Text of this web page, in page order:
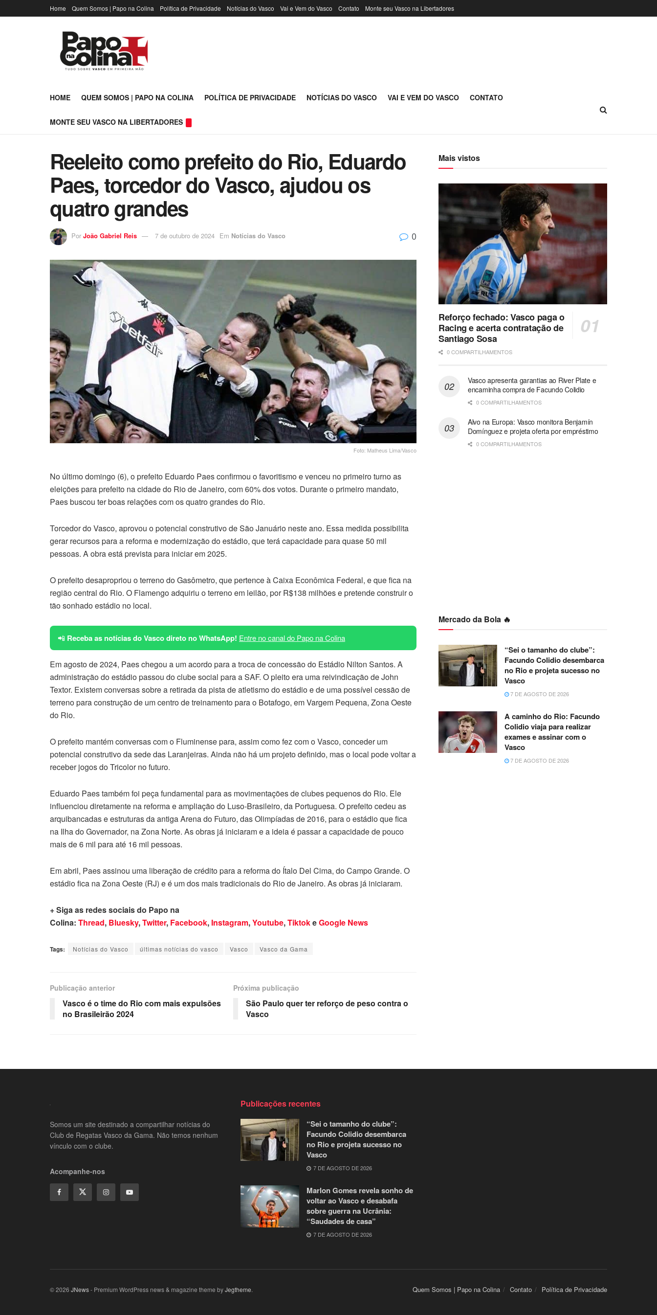
Home Quem Somos | Papo na Colina Política de Privacidade Notícias do Vasco Vai e Vem do Vasco Contato Monte seu Vasco na Libertadores
HOME QUEM SOMOS | PAPO NA COLINA POLÍTICA DE PRIVACIDADE NOTÍCIAS DO VASCO VAI E VEM DO VASCO CONTATO
MONTE SEU VASCO NA LIBERTADORES
Reeleito como prefeito do Rio, Eduardo
Paes, torcedor do Vasco, ajudou os
quatro grandes
Por João Gabriel Reis 7 de outubro de 2024 Em Notícias do Vasco 0
Foto: Matheus Lima/Vasco
No último domingo (6), o prefeito Eduardo Paes confirmou o favoritismo e venceu no primeiro turno as
eleições para prefeito na cidade do Rio de Janeiro, com 60% dos votos. Durante o primeiro mandato,
Paes buscou ter boas relações com os quatro grandes do Rio.
Torcedor do Vasco, aprovou o potencial construtivo de São Januário neste ano. Essa medida possibilita
gerar recursos para a reforma e modernização do estádio, que terá capacidade para quase 50 mil
pessoas. A obra está prevista para iniciar em 2025.
O prefeito desapropriou o terreno do Gasômetro, que pertence à Caixa Econômica Federal, e que fica na
região central do Rio. O Flamengo adquiriu o terreno em leilão, por R$138 milhões e pretende construir o
tão sonhado estádio no local.
📲 Receba as notícias do Vasco direto no WhatsApp! Entre no canal do Papo na Colina
Em agosto de 2024, Paes chegou a um acordo para a troca de concessão do Estádio Nilton Santos. A
administração do estádio passou do clube social para a SAF. O pleito era uma reivindicação de John
Textor. Existem conversas sobre a retirada da pista de atletismo do estádio e de uma possível cessão de
terreno para construção de um centro de treinamento para o Botafogo, em Vargem Pequena, Zona Oeste
do Rio.
O prefeito mantém conversas com o Fluminense para, assim como fez com o Vasco, conceder um
potencial construtivo da sede das Laranjeiras. Ainda não há um projeto definido, mas o local pode voltar a
receber jogos do Tricolor no futuro.
Eduardo Paes também foi peça fundamental para as movimentações de clubes pequenos do Rio. Ele
influenciou diretamente na reforma e ampliação do Luso-Brasileiro, da Portuguesa. O prefeito cedeu as
arquibancadas e estruturas da antiga Arena do Futuro, das Olimpíadas de 2016, para o estádio que fica
na Ilha do Governador, na Zona Norte. As obras já iniciaram e a ideia é passar a capacidade de pouco
mais de 6 mil para até 16 mil pessoas.
Em abril, Paes assinou uma liberação de crédito para a reforma do Ítalo Del Cima, do Campo Grande. O
estádio fica na Zona Oeste (RJ) e é um dos mais tradicionais do Rio de Janeiro. As obras já iniciaram.
+ Siga as redes sociais do Papo na
Colina: Thread, Bluesky,Twitter, Facebook, Instagram,Youtube,TiktokeGoogle News
Tags: Notícias do Vasco últimas notícias do vasco Vasco Vasco da Gama
Publicação anterior
Vasco é o time do Rio com mais expulsões
no Brasileirão 2024
Próxima publicação
São Paulo quer ter reforço de peso contra o
Vasco
Mais vistos
Reforço fechado: Vasco paga o
Racing e acerta contratação de
Santiago Sosa
0 COMPARTILHAMENTOS
Vasco apresenta garantias ao River Plate e
encaminha compra de Facundo Colidio
0 COMPARTILHAMENTOS
Alvo na Europa: Vasco monitora Benjamín
Domínguez e projeta oferta por empréstimo
0 COMPARTILHAMENTOS
Mercado da Bola 🔥
“Sei o tamanho do clube”:
Facundo Colidio desembarca
no Rio e projeta sucesso no
Vasco
7 DE AGOSTO DE 2026
A caminho do Rio: Facundo
Colidio viaja para realizar
exames e assinar com o
Vasco
7 DE AGOSTO DE 2026
Somos um site destinado a compartilhar notícias do
Club de Regatas Vasco da Gama. Não temos nenhum
vínculo com o clube.
Acompanhe-nos
Publicações recentes
“Sei o tamanho do clube”:
Facundo Colidio desembarca
no Rio e projeta sucesso no
Vasco
7 DE AGOSTO DE 2026
Marlon Gomes revela sonho de
voltar ao Vasco e desabafa
sobre guerra na Ucrânia:
“Saudades de casa”
7 DE AGOSTO DE 2026
Quem Somos | Papo na Colina Contato Política de Privacidade
© 2026 JNews- Premium WordPress news & magazine theme byJegtheme.